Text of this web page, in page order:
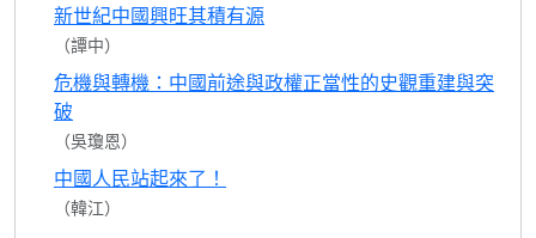
新世紀中國興旺其積有源
（譚中）
危機與轉機：中國前途與政權正當性的史觀重建與突
破
（吳瓊恩）
中國人民站起來了！
（韓江）